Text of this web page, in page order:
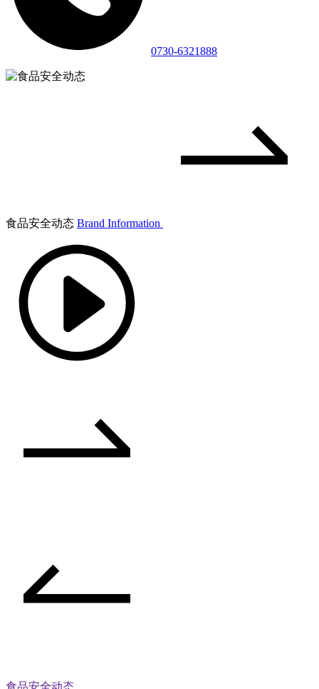
0730-6321888
食品安全动态 Brand Information
食品安全动态